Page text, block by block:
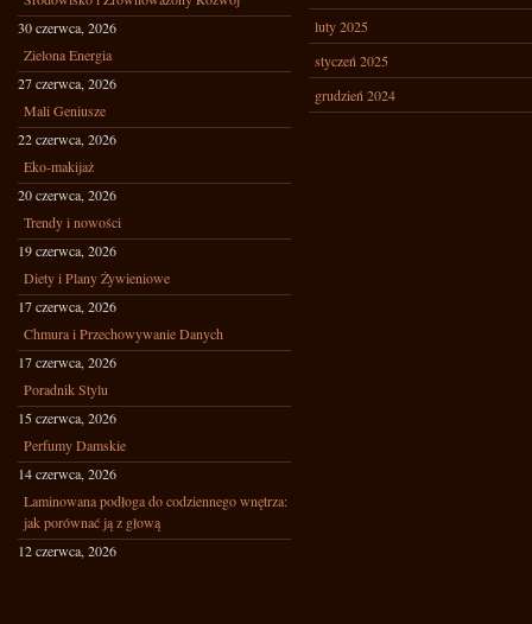
30 czerwca, 2026
Zielona Energia
27 czerwca, 2026
Mali Geniusze
22 czerwca, 2026
Eko-makijaż
20 czerwca, 2026
Trendy i nowości
19 czerwca, 2026
Diety i Plany Żywieniowe
17 czerwca, 2026
Chmura i Przechowywanie Danych
17 czerwca, 2026
Poradnik Stylu
15 czerwca, 2026
Perfumy Damskie
14 czerwca, 2026
Laminowana podłoga do codziennego wnętrza:
jak porównać ją z głową
12 czerwca, 2026
luty 2025
styczeń 2025
grudzień 2024